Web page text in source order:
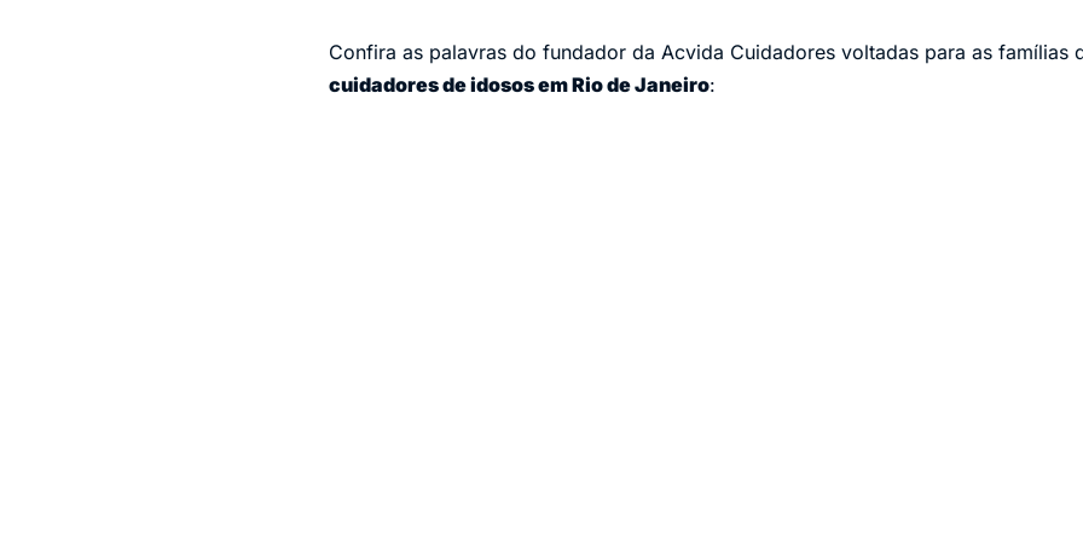
Confira as palavras do fundador da Acvida Cuidadores voltadas para as famílias
cuidadores de idosos em Rio de Janeiro: